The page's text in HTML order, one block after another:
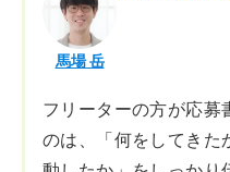
馬場 岳
フリーターの方が応募
のは、「何をしてきた